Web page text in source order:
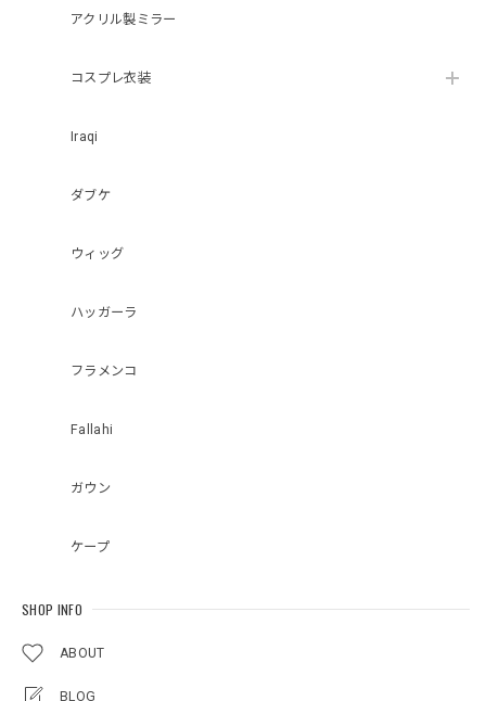
アクリル製ミラー
コスプレ衣装
Iraqi
ダブケ
ウィッグ
ハッガーラ
フラメンコ
Fallahi
ガウン
ケープ
SHOP INFO
ABOUT
BLOG